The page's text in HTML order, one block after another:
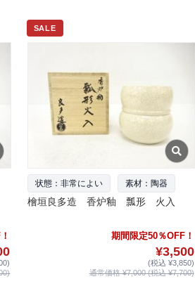
SALE
状態：非常によい 素材：陶器
檜垣良多造 香炉釉 瓢形 火入
期間限定50％OFF！
¥3,500
(税込 ¥3,850)
通常価格 ¥7,000 (税込 ¥7,700)